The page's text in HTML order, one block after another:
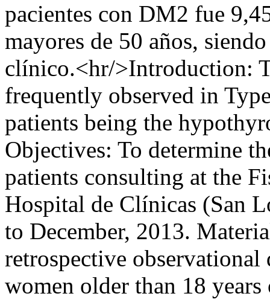
pacientes con DM2 fue
mayores de 50 años,
clínico.<hr/>Introduction:
frequently observed in
patients being the
Objectives: To determine
patients consulting at the
Hospital de Clínicas (San
to December, 2013.
retrospective
women older than 18